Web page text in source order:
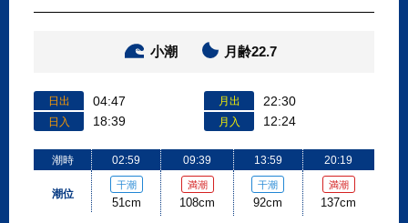
小潮 月齢22.7
日出 04:47
日入 18:39
月出 22:30
月入 12:24
潮時
潮位
02:59
干潮
51cm
09:39
満潮
108cm
13:59
干潮
92cm
20:19
満潮
137cm